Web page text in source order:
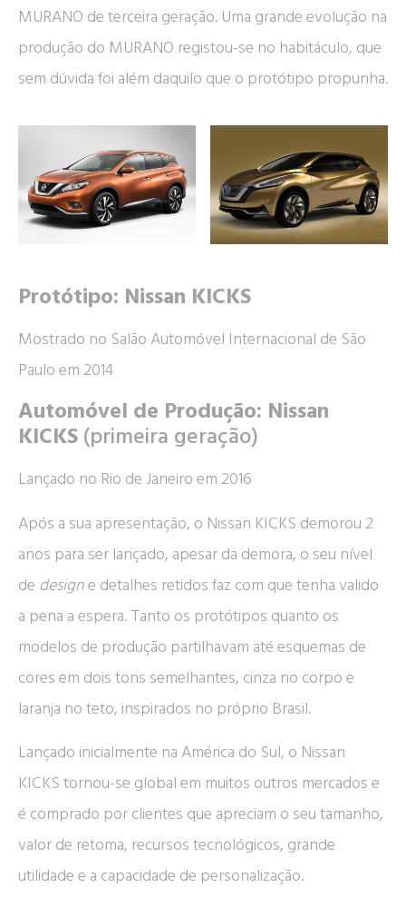
MURANO de terceira geração. Uma grande evolução na
produção do MURANO registou-se no habitáculo, que
sem dúvida foi além daquilo que o protótipo propunha.
Protótipo: Nissan KICKS
Mostrado no Salão Automóvel Internacional de São
Paulo em 2014
Automóvel de Produção: Nissan
KICKS (primeira geração)
Lançado no Rio de Janeiro em 2016
Após a sua apresentação, o Nissan KICKS demorou 2
anos para ser lançado, apesar da demora, o seu nível
de designe detalhes retidos faz com que tenha valido
a pena a espera. Tanto os protótipos quanto os
modelos de produção partilhavam até esquemas de
cores em dois tons semelhantes, cinza no corpo e
laranja no teto, inspirados no próprio Brasil.
Lançado inicialmente na América do Sul, o Nissan
KICKS tornou-se global em muitos outros mercados e
é comprado por clientes que apreciam o seu tamanho,
valor de retoma, recursos tecnológicos, grande
utilidade e a capacidade de personalização.